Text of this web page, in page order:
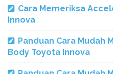
Cara Memeriksa
Innova
Panduan Cara Mudah
Body Toyota Innova